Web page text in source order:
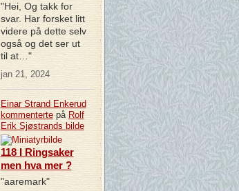
"Hei, Og takk for
svar. Har forsket litt
videre på dette selv
også og det ser ut
til at…"
jan 21, 2024
Einar Strand Enkerud
kommentertepå Rolf
Erik Sjøstrandsbilde
118 I Ringsaker
men hva mer ?
"aaremark"